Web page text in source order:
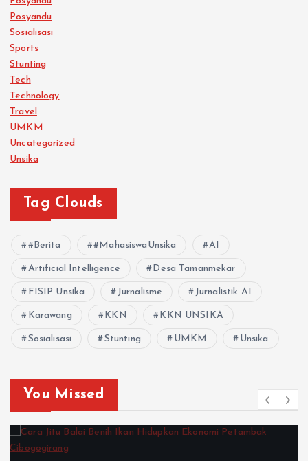
Posyandu
Sosialisasi
Sports
Stunting
Tech
Technology
Travel
UMKM
Uncategorized
Unsika
Tag Clouds
#Berita #MahasiswaUnsika AI
Artificial Intelligence Desa Tamanmekar
FISIP Unsika Jurnalisme Jurnalistik AI
Karawang KKN KKN UNSIKA
Sosialisasi Stunting UMKM Unsika
You Missed